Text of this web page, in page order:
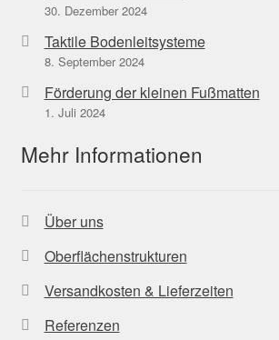
30. Dezember 2024
Taktile Bodenleitsysteme
8. September 2024
Förderung der kleinen Fußmatten
1. Juli 2024
Mehr Informationen
Über uns
Oberflächenstrukturen
Versandkosten & Lieferzeiten
Referenzen